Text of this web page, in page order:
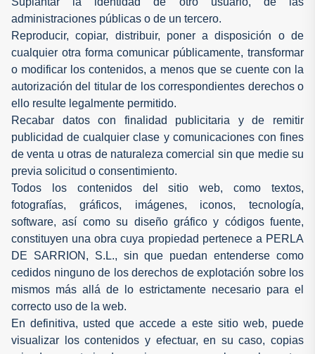
administraciones públicas o de un tercero.
Reproducir, copiar, distribuir, poner a disposición o de
cualquier otra forma comunicar públicamente, transformar
o modificar los contenidos, a menos que se cuente con la
autorización del titular de los correspondientes derechos o
ello resulte legalmente permitido.
Recabar datos con finalidad publicitaria y de remitir
publicidad de cualquier clase y comunicaciones con fines
de venta u otras de naturaleza comercial sin que medie su
previa solicitud o consentimiento.
Todos los contenidos del sitio web, como textos,
fotografías, gráficos, imágenes, iconos, tecnología,
software, así como su diseño gráfico y códigos fuente,
constituyen una obra cuya propiedad pertenece a PERLA
DE SARRION, S.L., sin que puedan entenderse como
cedidos ninguno de los derechos de explotación sobre los
mismos más allá de lo estrictamente necesario para el
correcto uso de la web.
En definitiva, usted que accede a este sitio web, puede
visualizar los contenidos y efectuar, en su caso, copias